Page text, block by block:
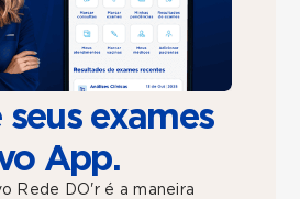
exames
App.
Rede DO'r é a maneira